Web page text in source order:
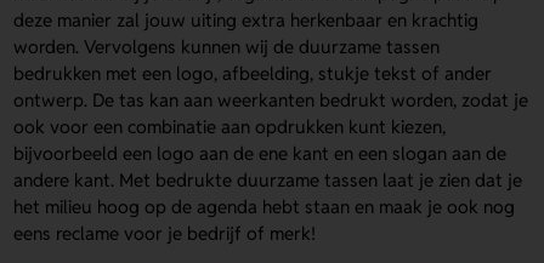
deze manier zal jouw uiting extra herkenbaar en krachtig
worden. Vervolgens kunnen wij de duurzame tassen
bedrukken met een logo, afbeelding, stukje tekst of ander
ontwerp. De tas kan aan weerkanten bedrukt worden, zodat je
ook voor een combinatie aan opdrukken kunt kiezen,
bijvoorbeeld een logo aan de ene kant en een slogan aan de
andere kant. Met bedrukte duurzame tassen laat je zien dat je
het milieu hoog op de agenda hebt staan en maak je ook nog
eens reclame voor je bedrijf of merk!